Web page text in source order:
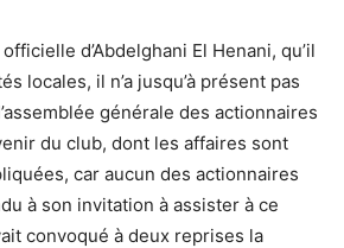
d’Abdelghani El Henani, qu’il
locales, il n’a jusqu’à présent pas
générale des actionnaires
du club, dont les affaires sont
car aucun des actionnaires
à son invitation à assister à ce
convoqué à deux reprises la